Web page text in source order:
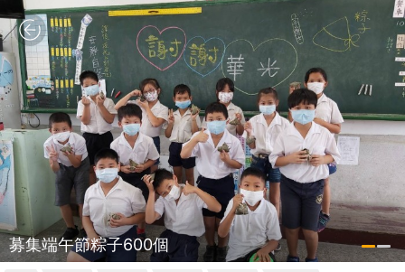
募集端午節粽子600個